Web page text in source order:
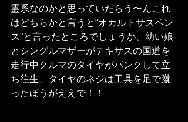
霊系なのかと思っていたらう〜んこれ
はどちらかと言うと“オカルトサスペン
ス”と言ったところでしょうか、幼い娘
とシングルマザーがテキサスの国道を
走行中クルマのタイヤがパンクして立
ち往生、タイヤのネジは工具を足で蹴
ったほうがええで！！